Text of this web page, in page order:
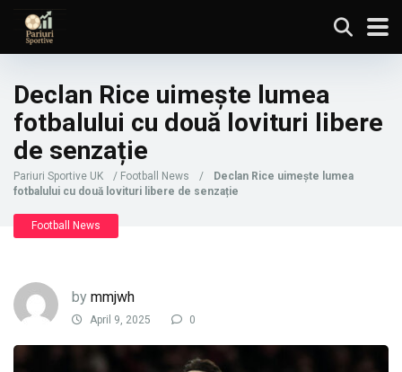
Declan Rice uimește lumea
fotbalului cu două lovituri libere
de senzație
Pariuri Sportive UK / Football News /
Declan Rice uimește lumea
fotbalului cu două lovituri libere de senzație
Football News
by mmjwh
April 9, 2025 0